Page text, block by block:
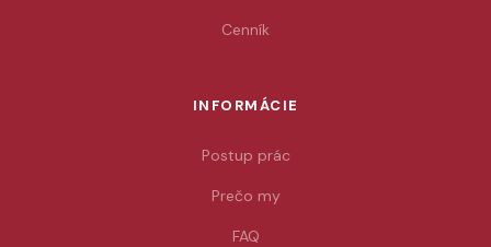
Cenník
INFORMÁCIE
Postup prác
Prečo my
FAQ